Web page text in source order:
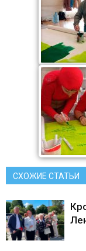
СХОЖИЕ СТАТЬИ